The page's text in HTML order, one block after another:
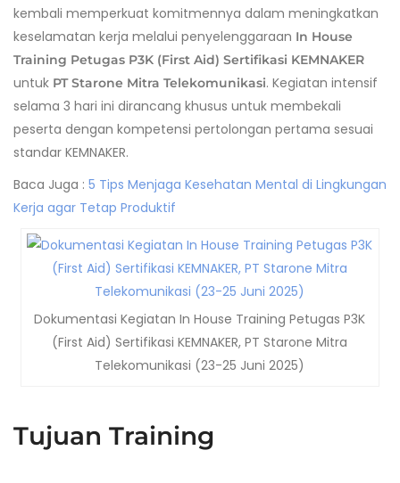
kembali memperkuat komitmennya dalam meningkatkan
keselamatan kerja melalui penyelenggaraan In House
Training Petugas P3K (First Aid) Sertifikasi KEMNAKER
untuk PT Starone Mitra Telekomunikasi. Kegiatan intensif
selama 3 hari ini dirancang khusus untuk membekali
peserta dengan kompetensi pertolongan pertama sesuai
standar KEMNAKER.
Baca Juga : 5 Tips Menjaga Kesehatan Mental di Lingkungan
Kerja agar Tetap Produktif
Dokumentasi Kegiatan In House Training Petugas P3K
(First Aid) Sertifikasi KEMNAKER, PT Starone Mitra
Telekomunikasi (23-25 Juni 2025)
Tujuan Training